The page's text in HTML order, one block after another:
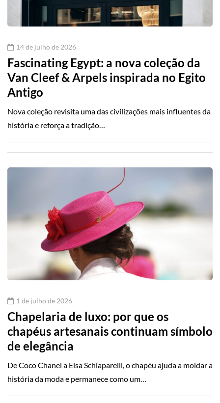
14 de julho de 2026
Fascinating Egypt: a nova coleção da
Van Cleef & Arpels inspirada no Egito
Antigo
Nova coleção revisita uma das civilizações mais influentes da
história e reforça a tradição…
1 de julho de 2026
Chapelaria de luxo: por que os
chapéus artesanais continuam símbolo
de elegância
De Coco Chanel a Elsa Schiaparelli, o chapéu ajuda a moldar a
história da moda e permanece como um…